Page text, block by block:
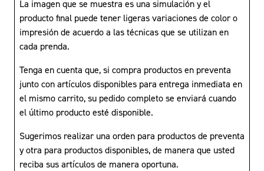
La imagen que se muestra es una simulación y el
producto final puede tener ligeras variaciones de color o
impresión de acuerdo a las técnicas que se utilizan en
cada prenda.
Tenga en cuenta que, si compra productos en preventa
junto con artículos disponibles para entrega inmediata en
el mismo carrito, su pedido completo se enviará cuando
el último producto esté disponible.
Sugerimos realizar una orden para productos de preventa
y otra para productos disponibles, de manera que usted
reciba sus artículos de manera oportuna.